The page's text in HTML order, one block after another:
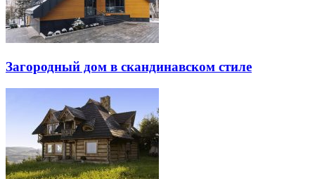
Загородный дом в скандинавском стиле